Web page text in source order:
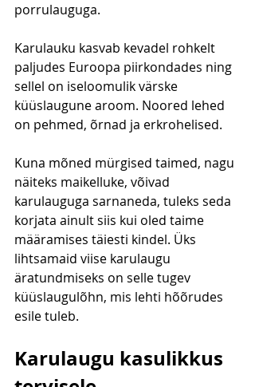
porrulauguga.
Karulauku kasvab kevadel rohkelt
paljudes Euroopa piirkondades ning
sellel on iseloomulik värske
küüslaugune aroom. Noored lehed
on pehmed, õrnad ja erkrohelised.
Kuna mõned mürgised taimed, nagu
näiteks maikelluke, võivad
karulauguga sarnaneda, tuleks seda
korjata ainult siis kui oled taime
määramises täiesti kindel. Üks
lihtsamaid viise karulaugu
äratundmiseks on selle tugev
küüslaugulõhn, mis lehti hõõrudes
esile tuleb.
Karulaugu kasulikkus